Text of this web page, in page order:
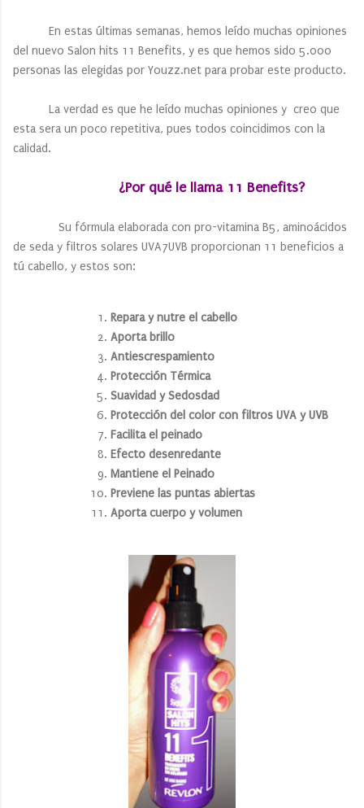
En estas últimas semanas, hemos leído muchas opiniones
del nuevo Salon hits 11 Benefits, y es que hemos sido 5.000
personas las elegidas por Youzz.net para probar este producto.
La verdad es que he leído muchas opiniones y creo que
esta sera un poco repetitiva, pues todos coincidimos con la
calidad.
¿Por qué le llama 11 Benefits?
Su fórmula elaborada con pro-vitamina B5, aminoácidos
de seda y filtros solares UVA7UVB proporcionan 11 beneficios a
tú cabello, y estos son:
Repara y nutre el cabello
Aporta brillo
Antiescrespamiento
Protección Térmica
Suavidad y Sedosdad
Protección del color con filtros UVA y UVB
Facilita el peinado
Efecto desenredante
Mantiene el Peinado
Previene las puntas abiertas
Aporta cuerpo y volumen